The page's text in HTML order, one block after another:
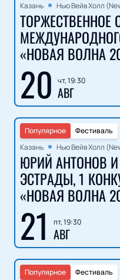
Казань
Нью Вейв Холл
ТОРЖЕСТВЕННОЕ
«НОВАЯ ВОЛНА
20 чт, 19:30
АВГ
Фестиваль
Популярное
Казань
Нью Вейв Холл
ЮРИЙ АНТОНОВ
ЭСТРАДЫ, 1
«НОВАЯ ВОЛНА
21 пт, 19:30
АВГ
Фестиваль
Популярное